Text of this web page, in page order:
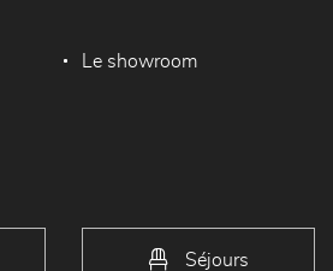
Le showroom
Séjours